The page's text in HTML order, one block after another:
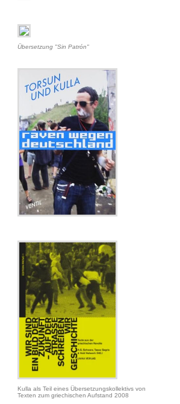
Übersetzung "Sin Patrón"
Kulla als Teil eines Übersetzungskollektivs von
Texten zum griechischen Aufstand 2008